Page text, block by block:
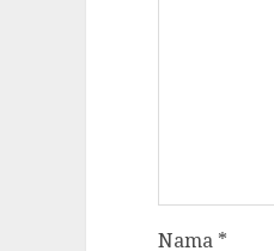
Nama *